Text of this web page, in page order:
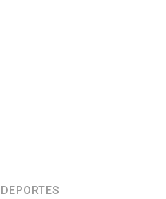
DEPORTES